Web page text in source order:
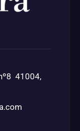
41004,